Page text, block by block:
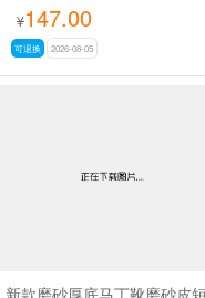
¥147.00
可退换 2026-08-05